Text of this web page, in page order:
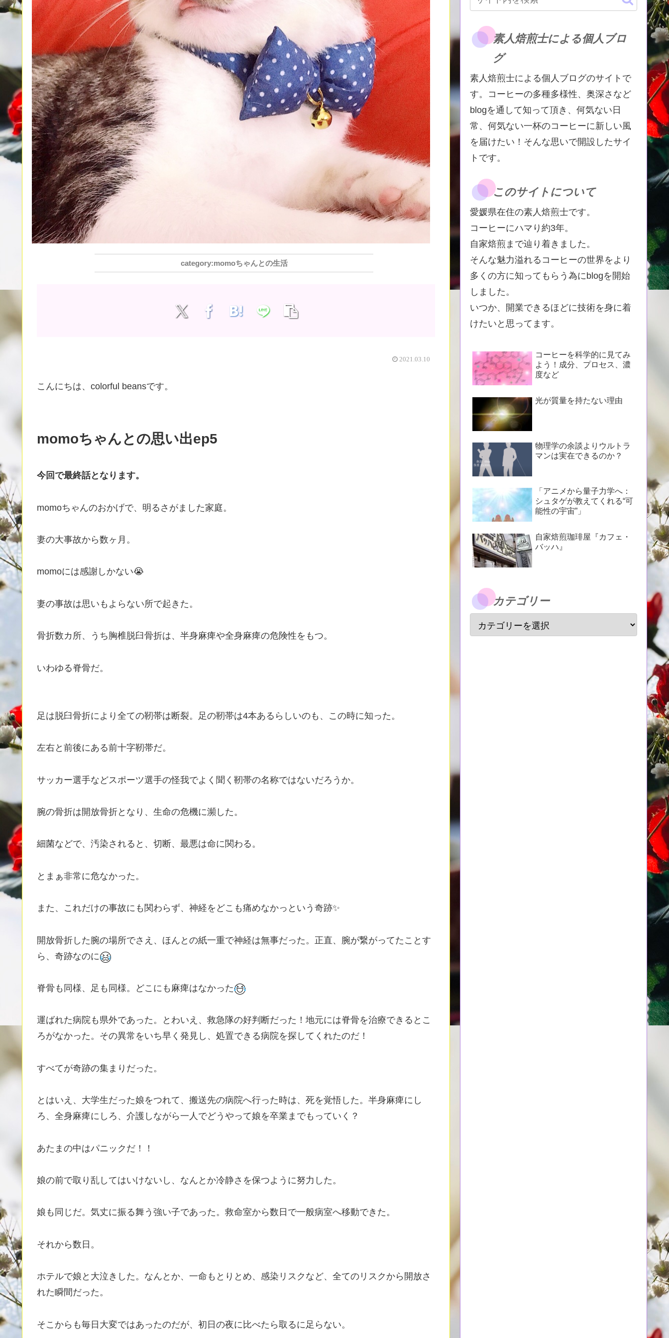
momoちゃんとの生活
2021.03.10
こんにちは、colorful beansです。
momoちゃんとの思い出ep5
今回で最終話となります。
momoちゃんのおかげで、明るさがました家庭。
妻の大事故から数ヶ月。
momoには感謝しかない😭
妻の事故は思いもよらない所で起きた。
骨折数カ所、うち胸椎脱臼骨折は、半身麻痺や全身麻痺の危険性をもつ。
いわゆる脊骨だ。
足は脱臼骨折により全ての靭帯は断裂。足の靭帯は4本あるらしいのも、この時に知った。
左右と前後にある前十字靭帯だ。
サッカー選手などスポーツ選手の怪我でよく聞く靭帯の名称ではないだろうか。
腕の骨折は開放骨折となり、生命の危機に瀕した。
細菌などで、汚染されると、切断、最悪は命に関わる。
とまぁ非常に危なかった。
また、これだけの事故にも関わらず、神経をどこも痛めなかっという奇跡✨
開放骨折した腕の場所でさえ、ほんとの紙一重で神経は無事だった。正直、腕が繋がってたことす
ら、奇跡なのに
脊骨も同様、足も同様。どこにも麻痺はなかった
運ばれた病院も県外であった。とわいえ、救急隊の好判断だった！地元には脊骨を治療できるとこ
ろがなかった。その異常をいち早く発見し、処置できる病院を探してくれたのだ！
すべてが奇跡の集まりだった。
とはいえ、大学生だった娘をつれて、搬送先の病院へ行った時は、死を覚悟した。半身麻痺にし
ろ、全身麻痺にしろ、介護しながら一人でどうやって娘を卒業までもっていく？
あたまの中はパニックだ！！
娘の前で取り乱してはいけないし、なんとか冷静さを保つように努力した。
娘も同じだ。気丈に振る舞う強い子であった。救命室から数日で一般病室へ移動できた。
それから数日。
ホテルで娘と大泣きした。なんとか、一命もとりとめ、感染リスクなど、全てのリスクから開放さ
れた瞬間だった。
そこからも毎日大変ではあったのだが、初日の夜に比べたら取るに足らない。
素人焙煎士による個人ブロ
グ
素人焙煎士による個人ブログのサイトで
す。コーヒーの多種多様性、奥深さなど
blogを通して知って頂き、何気ない日
常、何気ない一杯のコーヒーに新しい風
を届けたい！そんな思いで開設したサイ
トです。
このサイトについて
愛媛県在住の素人焙煎士です。
コーヒーにハマり約3年。
自家焙煎まで辿り着きました。
そんな魅力溢れるコーヒーの世界をより
多くの方に知ってもらう為にblogを開始
しました。
いつか、開業できるほどに技術を身に着
けたいと思ってます。
コーヒーを科学的に見てみ
よう！成分、プロセス、濃
度など
光が質量を持たない理由
物理学の余談よりウルトラ
マンは実在できるのか？
「アニメから量子力学へ：
シュタゲが教えてくれる“可
能性の宇宙”」
自家焙煎珈琲屋『カフェ・
バッハ』
カテゴリー